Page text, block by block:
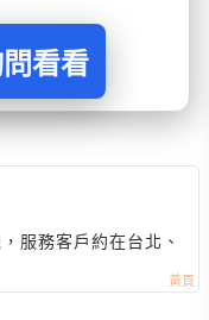
看看
服務客戶約在台北、